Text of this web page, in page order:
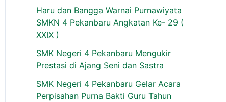
Haru dan Bangga Warnai Purnawiyata
SMKN 4 Pekanbaru Angkatan Ke- 29 (
XXIX )
SMK Negeri 4 Pekanbaru Mengukir
Prestasi di Ajang Seni dan Sastra
SMK Negeri 4 Pekanbaru Gelar Acara
Perpisahan Purna Bakti Guru Tahun